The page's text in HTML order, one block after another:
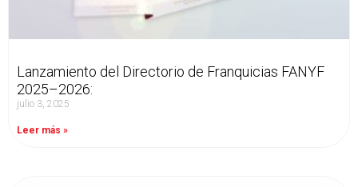
Lanzamiento del Directorio de Franquicias FANYF
2025–2026:
julio 3, 2025
Leer más »